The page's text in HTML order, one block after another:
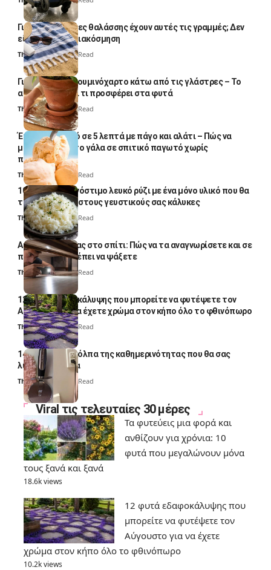
Γιατί οι πετσέτες θαλάσσης έχουν αυτές τις γραμμές; Δεν
είναι μόνο για διακόσμηση
Thali Ombre5 Min Read
Γιατί βάζουν αλουμινόχαρτο κάτω από τις γλάστρες – Το
απλό κόλπο και τι προσφέρει στα φυτά
Thali Ombre4 Min Read
Έτοιμο παγωτό σε 5 λεπτά με πάγο και αλάτι – Πώς να
μετατρέψετε το γάλα σε σπιτικό παγωτό χωρίς
παγωτομηχανή
Thali Ombre 4 Min Read
10 φορές ποιο νόστιμο λευκό ρύζι με ένα μόνο υλικό που θα
το απογειώσει στους γευστικούς σας κάλυκες
Thali Ombre4 Min Read
Αυγά κατσαρίδας στο σπίτι: Πώς να τα αναγνωρίσετε και σε
ποια σημεία πρέπει να ψάξετε
Thali Ombre4 Min Read
12 φυτά εδαφοκάλυψης που μπορείτε να φυτέψετε τον
Αύγουστο για να έχετε χρώμα στον κήπο όλο το φθινόπωρο
Thali Ombre7 Min Read
14 πανέξυπνα κόλπα της καθημερινότητας που θα σας
λύσουν τα χέρια
Thali Ombre 6 Min Read
Viral τις τελευταίες 30 μέρες
Τα φυτεύεις μια φορά και
ανθίζουν για χρόνια: 10
φυτά που μεγαλώνουν μόνα
τους ξανά και ξανά
18.6k views
12 φυτά εδαφοκάλυψης που
μπορείτε να φυτέψετε τον
Αύγουστο για να έχετε
χρώμα στον κήπο όλο το φθινόπωρο
10.2k views